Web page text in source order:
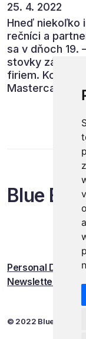
25. 4. 2022
Hneď niekoľko
rečníci a
sa v dňoch 19.
stovky
firiem.
Mastercard
že je
plánujú v
Blue
Personal Data
Newsletter
© 2022 Blue Events